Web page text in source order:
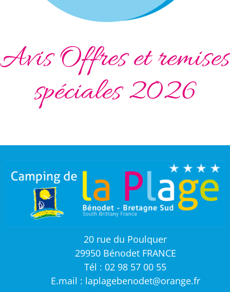
Avis Offres et remises
spéciales 2026
20 rue du Poulquer
29950 Bénodet FRANCE
Tél : 02 98 57 00 55
E.mail : laplagebenodet@orange.fr